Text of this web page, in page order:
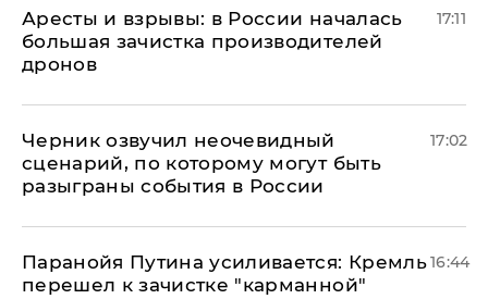
Аресты и взрывы: в России началась
большая зачистка производителей
дронов
17:11
Черник озвучил неочевидный
сценарий, по которому могут быть
разыграны события в России
17:02
Паранойя Путина усиливается: Кремль
перешел к зачистке "карманной"
16:44